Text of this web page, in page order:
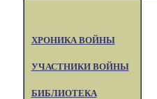
ХРОНИКА ВОЙНЫ
УЧАСТНИКИ ВОЙНЫ
БИБЛИОТЕКА